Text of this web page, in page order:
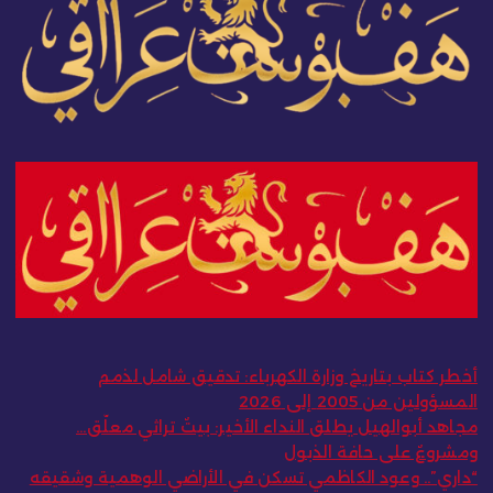
أخطر كتاب بتاريخ وزارة الكهرباء: تدقيق شامل لذمم
المسؤولين من 2005 إلى 2026
مجاهد أبوالهيل يطلق النداء الأخير: بيتٌ تراثي معلّق…
ومشروعٌ على حافة الذبول
“داري”.. وعود الكاظمي تسكن في الأراضي الوهمية وشقيقه